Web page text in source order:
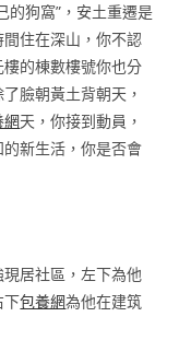
的狗窩”，安土重遷是
住在深山，你不認
的棟數樓號你也分
臉朝黃土背朝天，
網天，你接到動員，
新生活，你是否會
居社區，左下為他
下包養網為他在建筑